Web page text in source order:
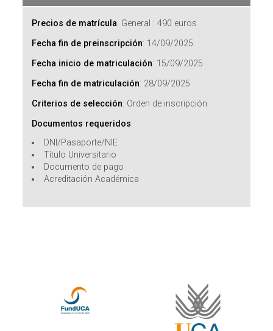
Precios de matrícula: General : 490 euros
Fecha fin de preinscripción: 14/09/2025
Fecha inicio de matriculación: 15/09/2025
Fecha fin de matriculación: 28/09/2025
Criterios de selección: Orden de inscripción.
Documentos requeridos:
DNI/Pasaporte/NIE
Título Universitario
Documento de pago
Acreditación Académica